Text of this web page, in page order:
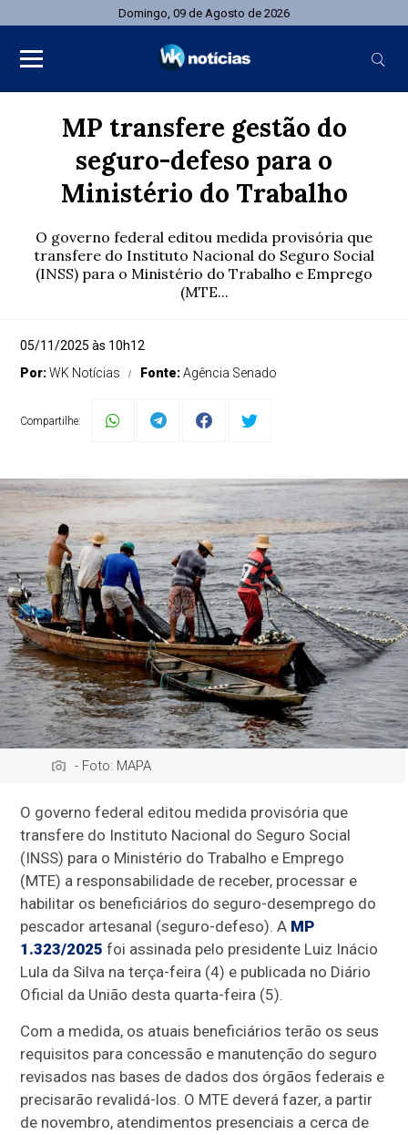
Domingo, 09 de Agosto de 2026
MP transfere gestão do
seguro-defeso para o
Ministério do Trabalho
O governo federal editou medida provisória que
transfere do Instituto Nacional do Seguro Social
(INSS) para o Ministério do Trabalho e Emprego
(MTE...
05/11/2025 às 10h12
Por:WK Notícias Fonte:Agência Senado
Compartilhe:
- Foto: MAPA
O governo federal editou medida provisória que
transfere do Instituto Nacional do Seguro Social
(INSS) para o Ministério do Trabalho e Emprego
(MTE) a responsabilidade de receber, processar e
habilitar os beneficiários do seguro-desemprego do
pescador artesanal (seguro-defeso). A MP
1.323/2025 foi assinada pelo presidente Luiz Inácio
Lula da Silva na terça-feira (4) e publicada no Diário
Oficial da União desta quarta-feira (5).
Com a medida, os atuais beneficiários terão os seus
requisitos para concessão e manutenção do seguro
revisados nas bases de dados dos órgãos federais e
precisarão revalidá-los. O MTE deverá fazer, a partir
de novembro, atendimentos presenciais a cerca de